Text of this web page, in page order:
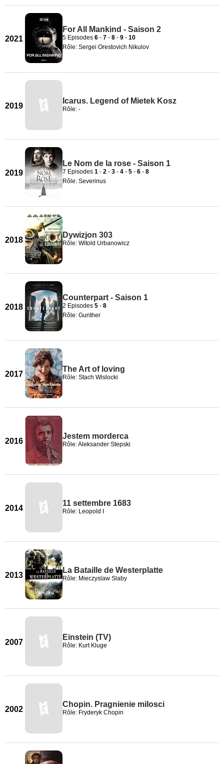
2021
For All Mankind - Saison 2
5 Episodes 6 - 7 - 8 - 9 - 10
Rôle: Sergei Orestovich Nikulov
2019
Icarus. Legend of Mietek Kosz
Rôle: -
2019
Le Nom de la rose - Saison 1
7 Episodes 1 - 2 - 3 - 4 - 5 - 6 - 8
Rôle: Severinus
2018
Dywizjon 303
Rôle: Witold Urbanowicz
2018
Counterpart - Saison 1
2 Episodes 5 - 8
Rôle: Gunther
2017
The Art of loving
Rôle: Stach Wislocki
2016
Jestem morderca
Rôle: Aleksander Stepski
2014
11 settembre 1683
Rôle: Leopold I
2013
La Bataille de Westerplatte
Rôle: Mieczyslaw Slaby
2007
Einstein (TV)
Rôle: Kurt Kluge
2002
Chopin. Pragnienie milosci
Rôle: Fryderyk Chopin